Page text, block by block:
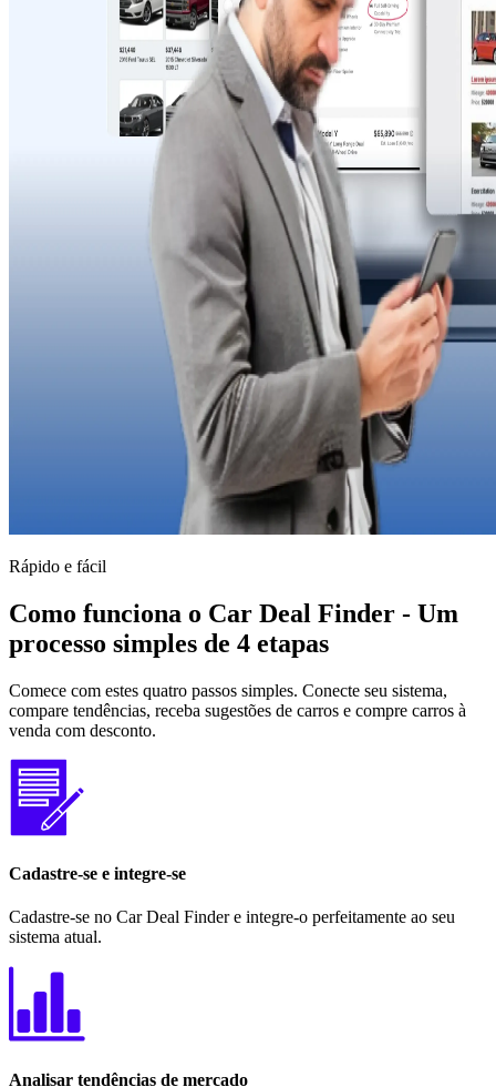
Rápido e fácil
Como funciona o Car Deal Finder - Um
processo simples de 4 etapas
Comece com estes quatro passos simples. Conecte seu sistema,
compare tendências, receba sugestões de carros e compre carros à
venda com desconto.
Cadastre-se e integre-se
Cadastre-se no Car Deal Finder e integre-o perfeitamente ao seu
sistema atual.
Analisar tendências de mercado